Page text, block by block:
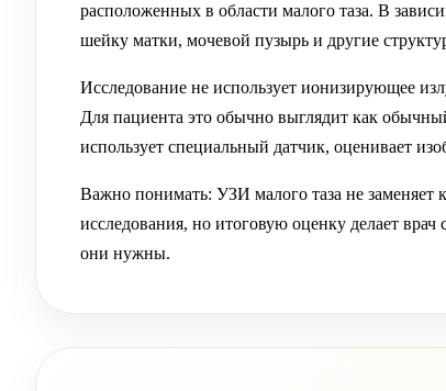
расположенных в области малого таза. В
шейку матки, мочевой пузырь и другие
Исследование не использует ионизирующее
Для пациента это обычно выглядит как
использует специальный датчик, оценивает
Важно понимать: УЗИ малого таза не заменяет
исследования, но итоговую оценку делает
они нужны.